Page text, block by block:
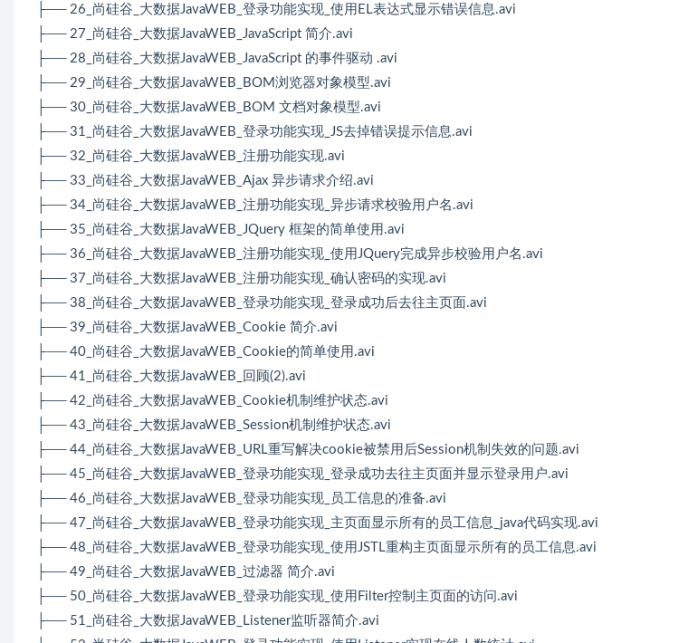
├── 26_尚硅谷_大数据JavaWEB_登录功能实现_使用EL表达式显示错误信息.avi
├── 27_尚硅谷_大数据JavaWEB_JavaScript 简介.avi
├── 28_尚硅谷_大数据JavaWEB_JavaScript 的事件驱动 .avi
├── 29_尚硅谷_大数据JavaWEB_BOM浏览器对象模型.avi
├── 30_尚硅谷_大数据JavaWEB_BOM 文档对象模型.avi
├── 31_尚硅谷_大数据JavaWEB_登录功能实现_JS去掉错误提示信息.avi
├── 32_尚硅谷_大数据JavaWEB_注册功能实现.avi
├── 33_尚硅谷_大数据JavaWEB_Ajax 异步请求介绍.avi
├── 34_尚硅谷_大数据JavaWEB_注册功能实现_异步请求校验用户名.avi
├── 35_尚硅谷_大数据JavaWEB_JQuery 框架的简单使用.avi
├── 36_尚硅谷_大数据JavaWEB_注册功能实现_使用JQuery完成异步校验用户名.avi
├── 37_尚硅谷_大数据JavaWEB_注册功能实现_确认密码的实现.avi
├── 38_尚硅谷_大数据JavaWEB_登录功能实现_登录成功后去往主页面.avi
├── 39_尚硅谷_大数据JavaWEB_Cookie 简介.avi
├── 40_尚硅谷_大数据JavaWEB_Cookie的简单使用.avi
├── 41_尚硅谷_大数据JavaWEB_回顾(2).avi
├── 42_尚硅谷_大数据JavaWEB_Cookie机制维护状态.avi
├── 43_尚硅谷_大数据JavaWEB_Session机制维护状态.avi
├── 44_尚硅谷_大数据JavaWEB_URL重写解决cookie被禁用后Session机制失效的问题.avi
├── 45_尚硅谷_大数据JavaWEB_登录功能实现_登录成功去往主页面并显示登录用户.avi
├── 46_尚硅谷_大数据JavaWEB_登录功能实现_员工信息的准备.avi
├── 47_尚硅谷_大数据JavaWEB_登录功能实现_主页面显示所有的员工信息_java代码实现.avi
├── 48_尚硅谷_大数据JavaWEB_登录功能实现_使用JSTL重构主页面显示所有的员工信息.avi
├── 49_尚硅谷_大数据JavaWEB_过滤器 简介.avi
├── 50_尚硅谷_大数据JavaWEB_登录功能实现_使用Filter控制主页面的访问.avi
├── 51_尚硅谷_大数据JavaWEB_Listener监听器简介.avi